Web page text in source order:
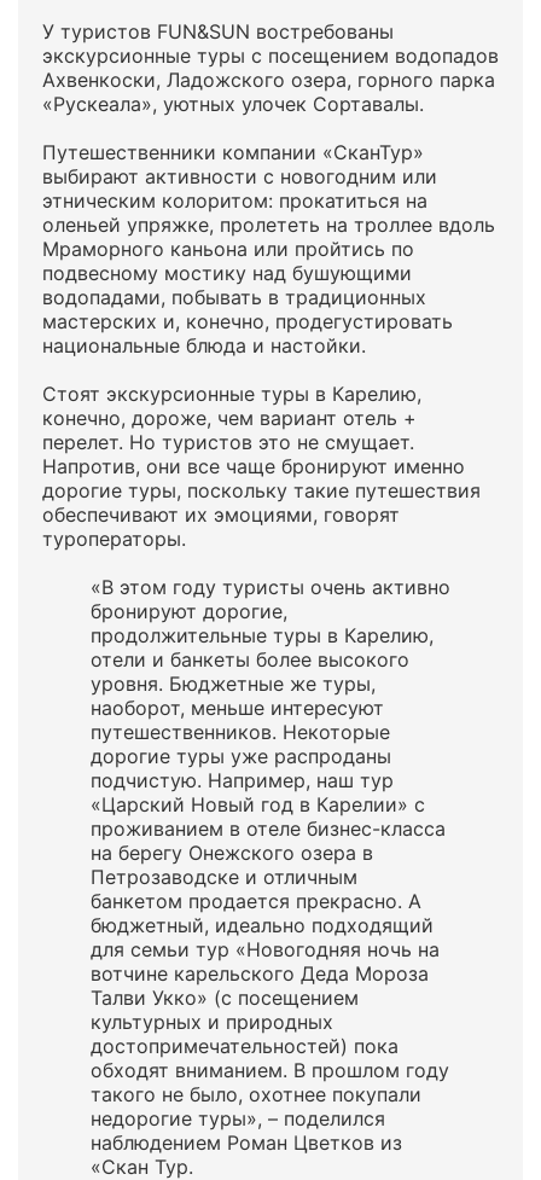
У туристов FUN&SUN востребованы
экскурсионные туры с посещением водопадов
Ахвенкоски, Ладожского озера, горного парка
«Рускеала», уютных улочек Сортавалы.
Путешественники компании «СканТур»
выбирают активности с новогодним или
этническим колоритом: прокатиться на
оленьей упряжке, пролететь на троллее вдоль
Мраморного каньона или пройтись по
подвесному мостику над бушующими
водопадами, побывать в традиционных
мастерских и, конечно, продегустировать
национальные блюда и настойки.
Стоят экскурсионные туры в Карелию,
конечно, дороже, чем вариант отель +
перелет. Но туристов это не смущает.
Напротив, они все чаще бронируют именно
дорогие туры, поскольку такие путешествия
обеспечивают их эмоциями, говорят
туроператоры.
«В этом году туристы очень активно
бронируют дорогие,
продолжительные туры в Карелию,
отели и банкеты более высокого
уровня. Бюджетные же туры,
наоборот, меньше интересуют
путешественников. Некоторые
дорогие туры уже распроданы
подчистую. Например, наш тур
«Царский Новый год в Карелии» с
проживанием в отеле бизнес-класса
на берегу Онежского озера в
Петрозаводске и отличным
банкетом продается прекрасно. А
бюджетный, идеально подходящий
для семьи тур «Новогодняя ночь на
вотчине карельского Деда Мороза
Талви Укко» (с посещением
культурных и природных
достопримечательностей) пока
обходят вниманием. В прошлом году
такого не было, охотнее покупали
недорогие туры», – поделился
наблюдением Роман Цветков из
«Скан Тур.